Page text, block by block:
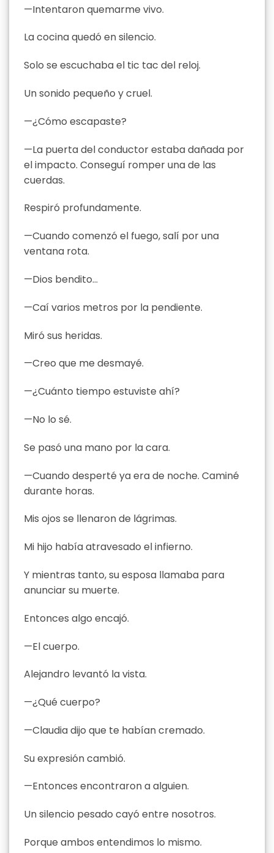
—Intentaron quemarme vivo.
La cocina quedó en silencio.
Solo se escuchaba el tic tac del reloj.
Un sonido pequeño y cruel.
—¿Cómo escapaste?
—La puerta del conductor estaba dañada por
el impacto. Conseguí romper una de las
cuerdas.
Respiró profundamente.
—Cuando comenzó el fuego, salí por una
ventana rota.
—Dios bendito…
—Caí varios metros por la pendiente.
Miró sus heridas.
—Creo que me desmayé.
—¿Cuánto tiempo estuviste ahí?
—No lo sé.
Se pasó una mano por la cara.
—Cuando desperté ya era de noche. Caminé
durante horas.
Mis ojos se llenaron de lágrimas.
Mi hijo había atravesado el infierno.
Y mientras tanto, su esposa llamaba para
anunciar su muerte.
Entonces algo encajó.
—El cuerpo.
Alejandro levantó la vista.
—¿Qué cuerpo?
—Claudia dijo que te habían cremado.
Su expresión cambió.
—Entonces encontraron a alguien.
Un silencio pesado cayó entre nosotros.
Porque ambos entendimos lo mismo.